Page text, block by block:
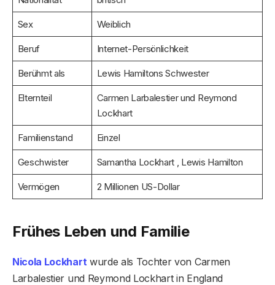
Sex Weiblich
Beruf Internet-Persönlichkeit
Berühmt als Lewis Hamiltons Schwester
Elternteil
Carmen Larbalestier und Reymond
Lockhart
Familienstand Einzel
Geschwister Samantha Lockhart , Lewis Hamilton
Vermögen 2 Millionen US-Dollar
Frühes Leben und Familie
Nicola Lockhart wurde als Tochter von Carmen
Larbalestier und Reymond Lockhart in England